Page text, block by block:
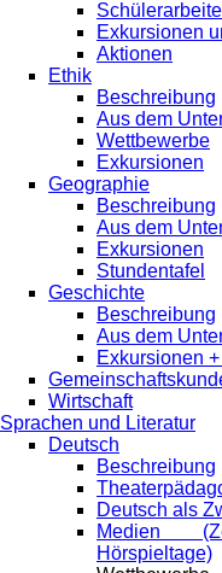
Exkursionen
Aktionen
Ethik
Beschreibung
Aus dem
Wettbewerbe
Exkursionen
Geographie
Beschreibung
Aus dem
Exkursionen
Stundentafel
Geschichte
Beschreibung
Aus dem
Exkursionen
Wirtschaft
Sprachen und Literatur
Deutsch
Beschreibung
Deutsch als
Medien
Hörspieltage)